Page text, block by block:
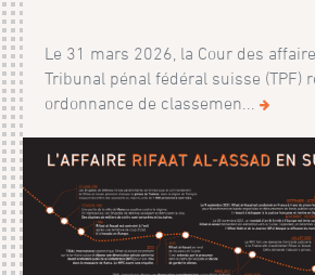
Le 31 mars 2026, la Cour des
Tribunal pénal fédéral suisse (TPF)
ordonnance de classemen...